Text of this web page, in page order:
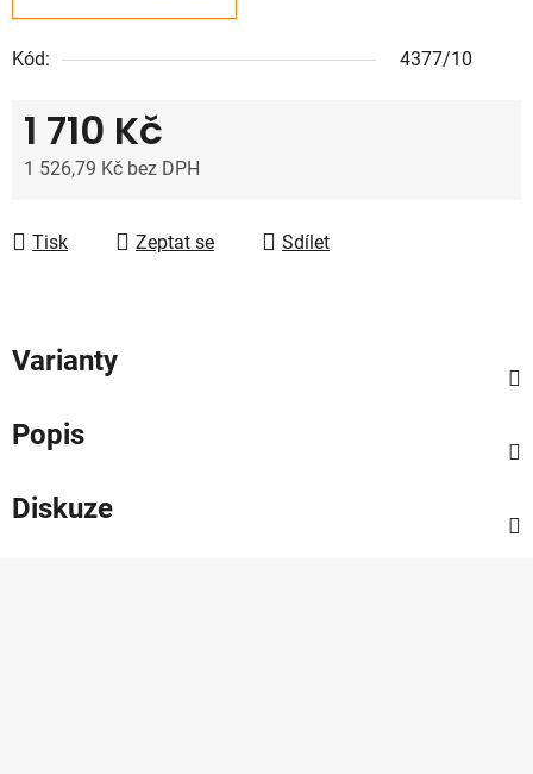
Kód: 4377/10
1 710 Kč
1 526,79 Kč bez DPH
Tisk
Zeptat se Sdílet
Varianty
Popis
Diskuze